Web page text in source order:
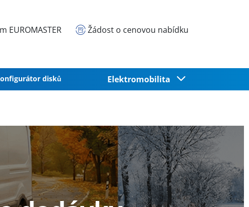
EUROMASTER Žádost o cenovou nabídku
disků Elektromobilita